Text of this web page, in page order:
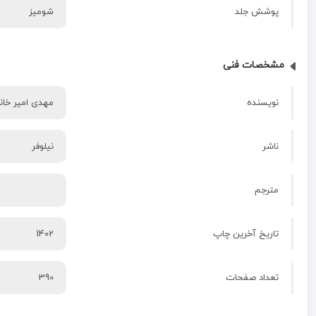
پوشش جلد شومیز
مشخصات فنی
نویسنده مهدی امیر
ناشر نیلوفر
مترجم
تاریخ آخرین چاپ 1402
تعداد صفحات 390